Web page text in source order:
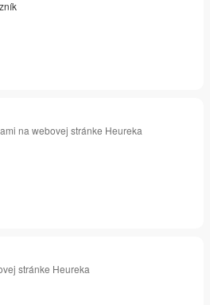
na webovej stránke Heureka
stránke Heureka